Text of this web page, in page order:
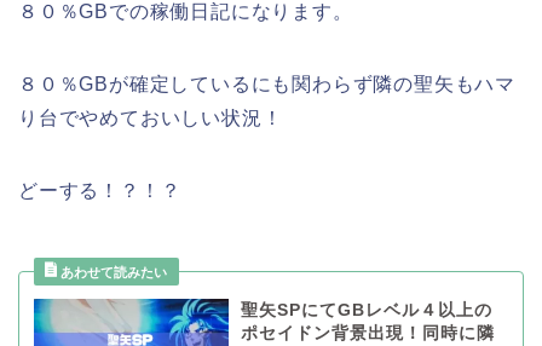
８０％GBでの稼働日記になります。
８０％GBが確定しているにも関わらず隣の聖矢もハマ
り台でやめておいしい状況！
どーする！？！？
聖矢SPにてGBレベル４以上の
ポセイドン背景出現！同時に隣